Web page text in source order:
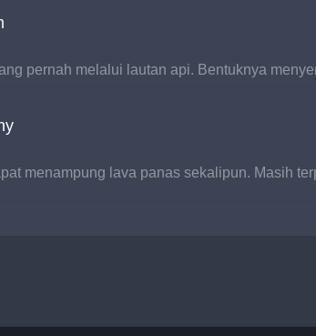
pernah melalui lautan api. Bentuknya
menampung lava panas sekalipun. Masih